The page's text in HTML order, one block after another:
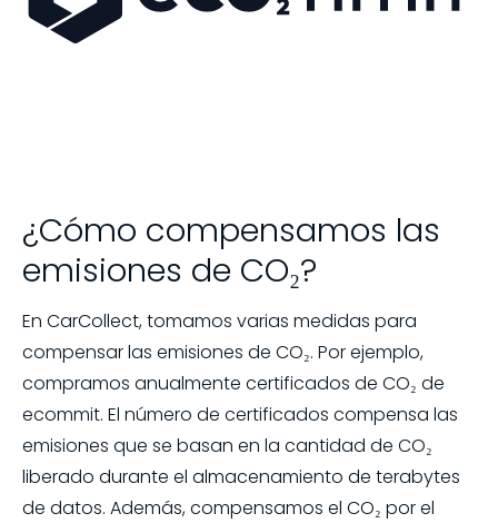
¿Cómo compensamos las
emisiones de CO₂?
En CarCollect, tomamos varias medidas para
compensar las emisiones de CO₂. Por ejemplo,
compramos anualmente certificados de CO₂ de
ecommit. El número de certificados compensa las
emisiones que se basan en la cantidad de CO₂
liberado durante el almacenamiento de terabytes
de datos. Además, compensamos el CO₂ por el